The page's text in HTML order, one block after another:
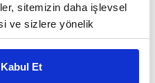
sitemizin daha işlevsel
ve sizlere yönelik
yapılması, amaçlarıyla
paneli vasıtasıyla
Et